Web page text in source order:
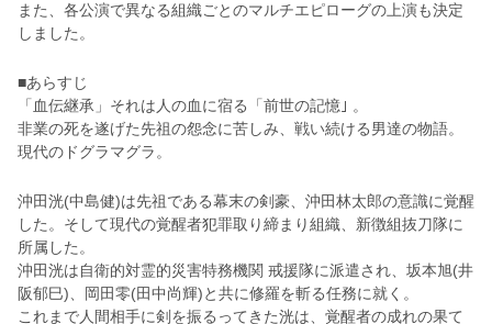
また、各公演で異なる組織ごとのマルチエピローグの上演も決定
しました。
■あらすじ
「血伝継承」それは人の血に宿る「前世の記憶｣ 。
非業の死を遂げた先祖の怨念に苦しみ、戦い続ける男達の物語。
現代のドグラマグラ。
沖田洸(中島健)は先祖である幕末の剣豪、沖田林太郎の意識に覚醒
した。そして現代の覚醒者犯罪取り締まり組織、新徴組抜刀隊に
所属した。
沖田洸は自衛的対霊的災害特務機関 戒援隊に派遣され、坂本旭(井
阪郁巳)、岡田零(田中尚輝)と共に修羅を斬る任務に就く。
これまで人間相手に剣を振るってきた洸は、覚醒者の成れの果て